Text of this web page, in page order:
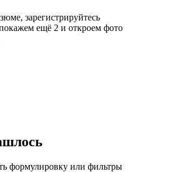
зарегистрируйтесь
ещё 2 и откроем фото
формулировку или фильтры